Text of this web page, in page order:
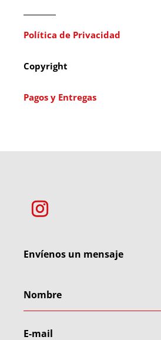
Política de Privacidad
Copyright
Pagos y Entregas
Envíenos un mensaje